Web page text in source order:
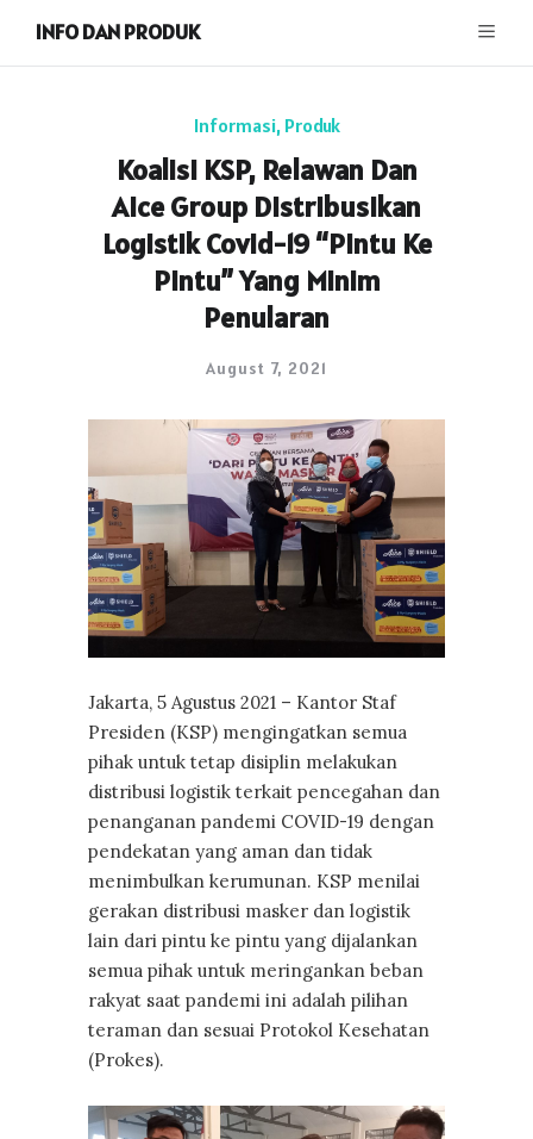
INFO DAN PRODUK
Informasi, Produk
Koalisi KSP, Relawan Dan
Aice Group Distribusikan
Logistik Covid-19 “Pintu Ke
Pintu” Yang Minim
Penularan
August 7, 2021
Jakarta, 5 Agustus 2021 – Kantor Staf
Presiden (KSP) mengingatkan semua
pihak untuk tetap disiplin melakukan
distribusi logistik terkait pencegahan dan
penanganan pandemi COVID-19 dengan
pendekatan yang aman dan tidak
menimbulkan kerumunan. KSP menilai
gerakan distribusi masker dan logistik
lain dari pintu ke pintu yang dijalankan
semua pihak untuk meringankan beban
rakyat saat pandemi ini adalah pilihan
teraman dan sesuai Protokol Kesehatan
(Prokes).